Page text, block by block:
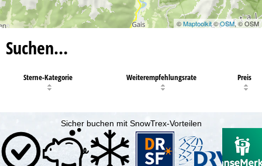
©Maptoolkit©OSM, © OSM
Suchen…
Sterne-Kategorie Weiterempfehlungsrate Preis
Sicher buchen mit SnowTrex-Vorteilen